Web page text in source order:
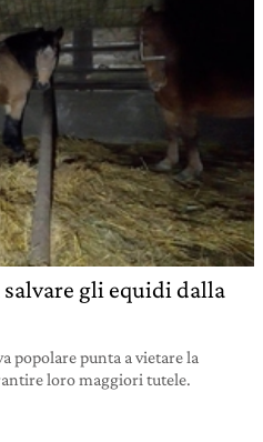
gli equidi dalla
popolare punta a vietare la
loro maggiori tutele.